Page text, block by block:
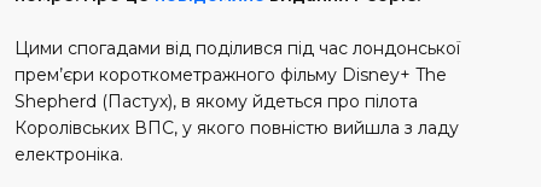
Цими спогадами від поділився під час лондонської
прем’єри короткометражного фільму Disney+ The
Shepherd (Пастух), в якому йдеться про пілота
Королівських ВПС, у якого повністю вийшла з ладу
електроніка.